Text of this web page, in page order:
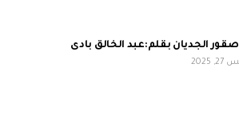
الجديان بقلم:عبد الخالق بادى